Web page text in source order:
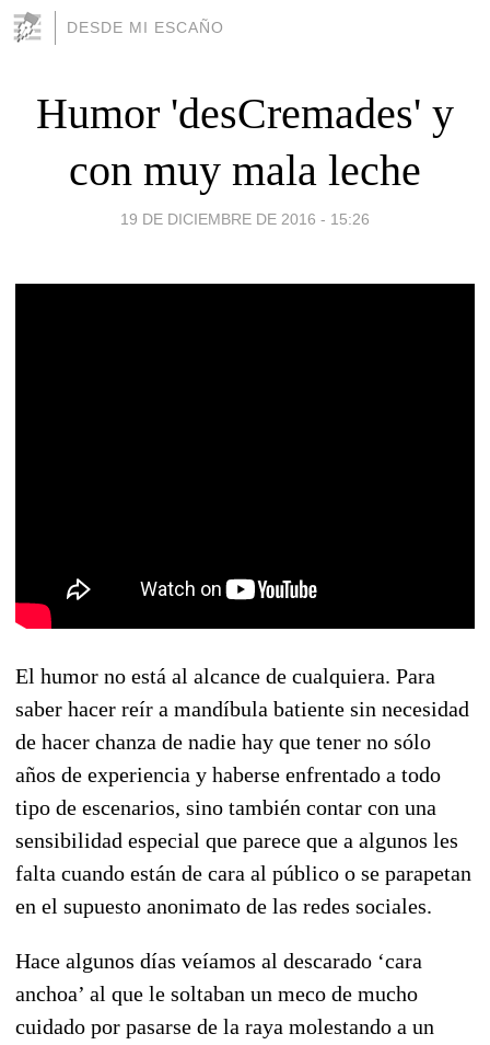
DESDE MI ESCAÑO
Humor 'desCremades' y
con muy mala leche
19 DE DICIEMBRE DE 2016 - 15:26
El humor no está al alcance de cualquiera. Para
saber hacer reír a mandíbula batiente sin necesidad
de hacer chanza de nadie hay que tener no sólo
años de experiencia y haberse enfrentado a todo
tipo de escenarios, sino también contar con una
sensibilidad especial que parece que a algunos les
falta cuando están de cara al público o se parapetan
en el supuesto anonimato de las redes sociales.
Hace algunos días veíamos al descarado ‘cara
anchoa’ al que le soltaban un meco de mucho
cuidado por pasarse de la raya molestando a un